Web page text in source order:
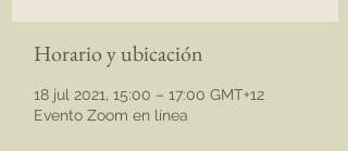
Horario y ubicación
18 jul 2021, 15:00 – 17:00 GMT+12
Evento Zoom en línea